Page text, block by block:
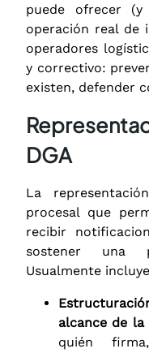
puede ofrecer
operación real de
operadores
y correctivo:
existen, defender
DGA
La
procesal que
recibir
sostener una
Usualmente
alcance de la
quién